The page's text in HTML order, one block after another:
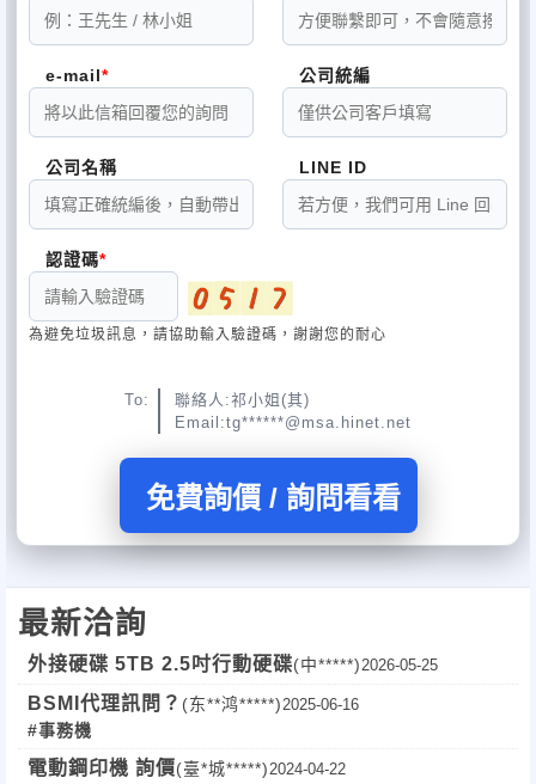
e-mail 公司統編
公司名稱 LINE ID
認證碼
為避免垃圾訊息，請協助輸入驗證碼，謝謝您的耐心
To:
聯絡人:祁小姐(其)
Email:tg******@msa.hinet.net
免費詢價 / 詢問看看
最新洽詢
外接硬碟 5TB 2.5吋行動硬碟(中*****) 2026-05-25
BSMI代理訊問？ (东**鸿*****) 2025-06-16
#事務機
電動鋼印機 詢價(臺*城*****) 2024-04-22